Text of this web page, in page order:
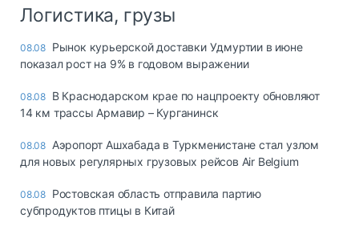
Логистика, грузы
08.08 Рынок курьерской доставки Удмуртии в июне
показал рост на 9% в годовом выражении
08.08 В Краснодарском крае по нацпроекту обновляют
14 км трассы Армавир – Курганинск
08.08 Аэропорт Ашхабада в Туркменистане стал узлом
для новых регулярных грузовых рейсов Air Belgium
08.08 Ростовская область отправила партию
субпродуктов птицы в Китай